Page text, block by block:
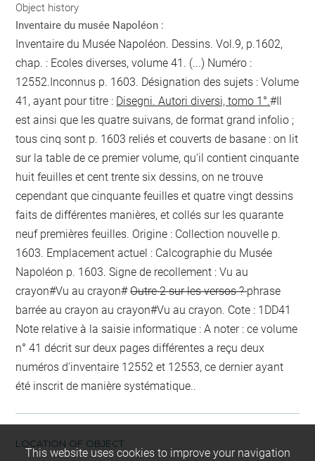
Object history
Inventaire du musée Napoléon :
Inventaire du Musée Napoléon. Dessins. Vol.9, p.1602,
chap. : Ecoles diverses, volume 41. (...) Numéro :
12552.Inconnus p. 1603. Désignation des sujets : Volume
41, ayant pour titre : Disegni. Autori diversi, tomo 1°.#Il
est ainsi que les quatre suivans, de format grand infolio ;
tous cinq sont p. 1603 reliés et couverts de basane : on lit
sur la table de ce premier volume, qu'il contient cinquante
huit feuilles et cent trente six dessins, on ne trouve
cependant que cinquante feuilles et quatre vingt dessins
faits de différentes manières, et collés sur les quarante
neuf premières feuilles. Origine : Collection nouvelle p.
1603. Emplacement actuel : Calcographie du Musée
Napoléon p. 1603. Signe de recollement :Vu au
crayon#Vu au crayon# Outre 2 sur les versos ? phrase
barrée au crayon au crayon#Vu au crayon. Cote : 1DD41
Note relative à la saisie informatique : A noter : ce volume
n° 41 décrit sur deux pages différentes a reçu deux
numéros d'inventaire 12552 et 12553, ce dernier ayant
été inscrit de manière systématique..
LOCATION OF OBJECT
This website uses cookies to improve your navigation